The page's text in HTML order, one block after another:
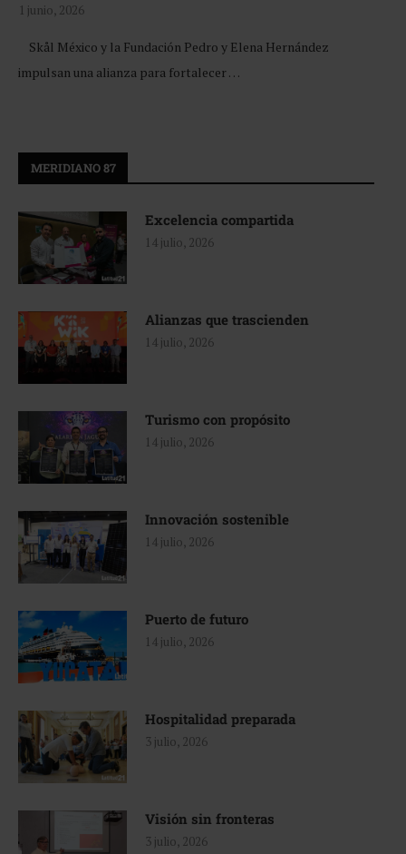
1 junio, 2026
Skål México y la Fundación Pedro y Elena Hernández
impulsan una alianza para fortalecer …
MERIDIANO 87
Excelencia compartida
14 julio, 2026
Alianzas que trascienden
14 julio, 2026
Turismo con propósito
14 julio, 2026
Innovación sostenible
14 julio, 2026
Puerto de futuro
14 julio, 2026
Hospitalidad preparada
3 julio, 2026
Visión sin fronteras
3 julio, 2026